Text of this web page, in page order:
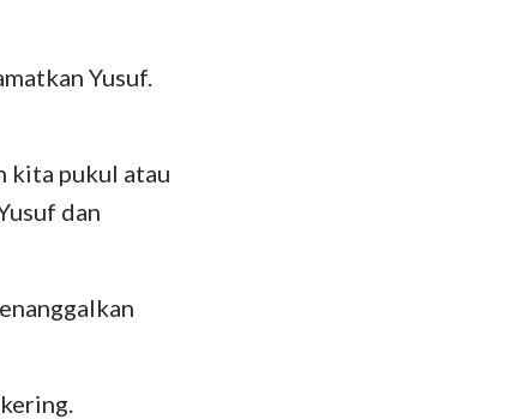
Yusuf.
kita pukul atau
dan